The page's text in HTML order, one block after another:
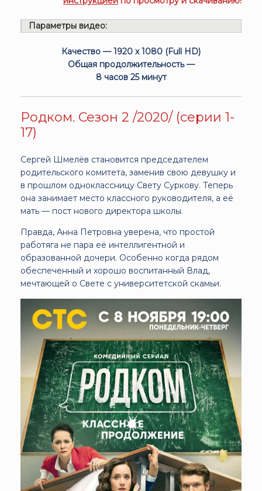
Параметры видео:
Качество — 1920 x 1080 (Full HD)
Общая продолжительность —
8 часов 25 минут
Родком. Сезон 2 /2020/ (серии 1-
17)
Сергей Шмелёв становится председателем
родительского комитета, заменив свою девушку и
в прошлом одноклассницу Свету Суркову. Теперь
она занимает место классного руководителя, а её
мать — пост нового директора школы.
Правда, Анна Петровна уверена, что простой
работяга не пара её интеллигентной и
образованной дочери. Особенно когда рядом
обеспеченный и хорошо воспитанный Влад,
мечтающей о Свете с университетской скамьи.